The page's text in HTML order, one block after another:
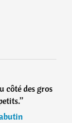
côté des gros
”